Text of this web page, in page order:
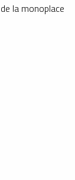
la monoplace